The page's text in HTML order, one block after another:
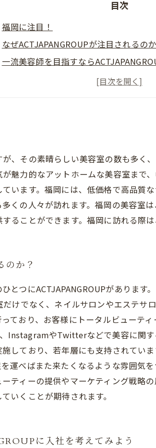
目次
福岡に注目！
なぜACTJAPANGROUPが注目されるの
一流美容師を目指すなら
ACTJAPANGROUPの特徴とは？
、その素晴らしい美容室の数も多く
魅力的なアットホームな美容室まで
います。福岡には、低価格で高品質
くの人々が訪れます。福岡の美容室
ることができます。福岡に訪れる際
か？
とつにACTJAPANGROUPがありま
けでなく、ネイルサロンやエステ
ており、お客様にトータルビューテ
InstagramやTwitterなどで美容に関
しており、若年層にも支持されてい
運べばまた来たくなるような雰囲気
ティーの提供やマーケティング戦略
いくことが期待されます。
に入社を考えてみよう